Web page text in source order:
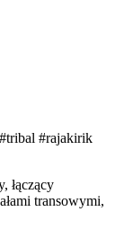
#tribal #rajakirik
łączący
transowymi,